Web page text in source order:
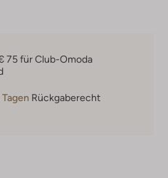
75 für Club-Omoda
Rückgaberecht